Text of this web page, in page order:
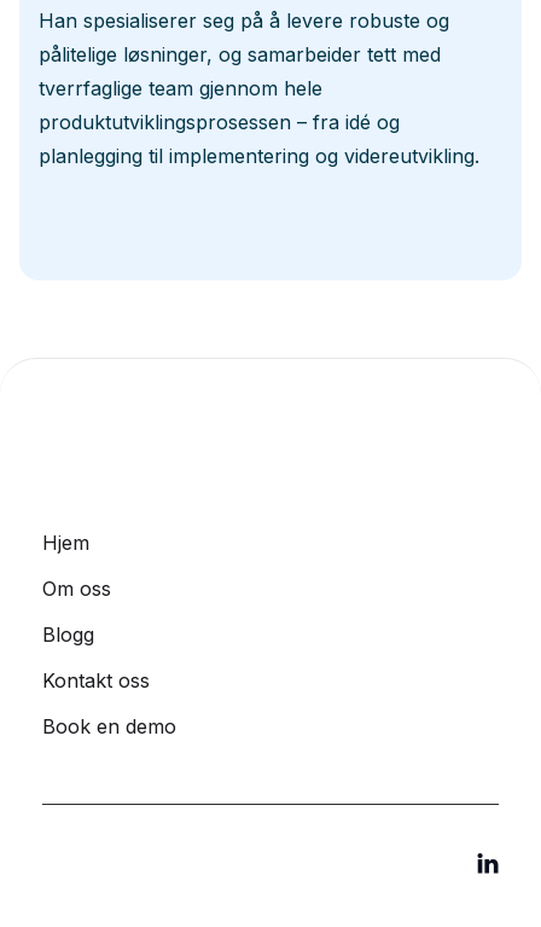
Han spesialiserer seg på å levere robuste og
pålitelige løsninger, og samarbeider tett med
tverrfaglige team gjennom hele
produktutviklingsprosessen – fra idé og
planlegging til implementering og videreutvikling.
Hjem
Om oss
Blogg
Kontakt oss
Book en demo
